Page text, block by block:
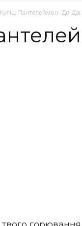
Куліш Пантелеймон. До